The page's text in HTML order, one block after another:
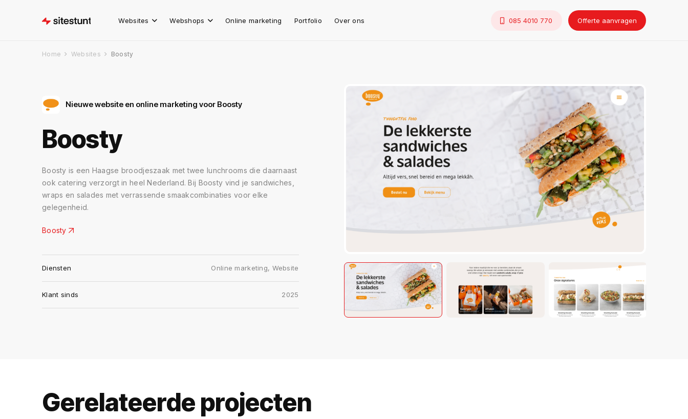
Websites Webshops Online marketing Portfolio Over ons 085 4010 770 Offerte aanvragen
Home Websites Boosty
Nieuwe website en online marketing voor Boosty
Boosty
Boosty is een Haagse broodjeszaak met twee lunchrooms die daarnaast
ook catering verzorgt in heel Nederland. Bij Boosty vind je sandwiches,
wraps en salades met verrassende smaakcombinaties voor elke
gelegenheid.
Boosty
Diensten Online marketing, Website
Klant sinds 2025
Gerelateerde projecten